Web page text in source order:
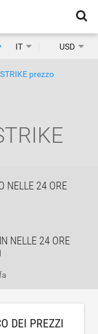
IT USD
prezzo
NELLE 24 ORE
NELLE 24 ORE
DEI PREZZI